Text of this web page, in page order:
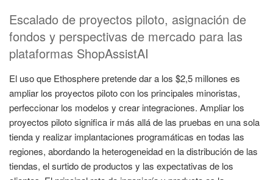
Escalado de proyectos piloto, asignación de
fondos y perspectivas de mercado para las
plataformas ShopAssistAI
El uso que Ethosphere pretende dar a los $2,5 millones es
ampliar los proyectos piloto con los principales minoristas,
perfeccionar los modelos y crear integraciones. Ampliar los
proyectos piloto significa ir más allá de las pruebas en una sola
tienda y realizar implantaciones programáticas en todas las
regiones, abordando la heterogeneidad en la distribución de las
tiendas, el surtido de productos y las expectativas de los